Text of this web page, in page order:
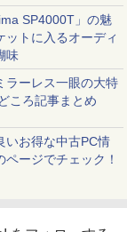
SP4000T」の魅
ットに入るオーディ
味
ラーレス一眼の大特
ころ記事まとめ
いお得な中古PC情
ページでチェック！